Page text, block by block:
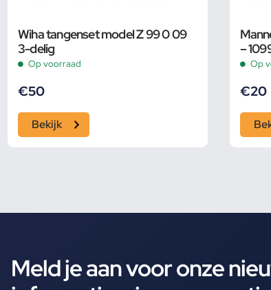
Wiha tangenset model Z 99 0 09
3-delig
Op voorraad
€50
Bekijk
–
Op
€20
Meld je aan voor onze